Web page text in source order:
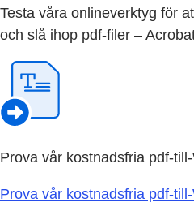
Testa våra onlineverktyg för
och slå ihop pdf-filer –
Prova vår kostnadsfria pdf-
Prova vår kostnadsfria pdf-